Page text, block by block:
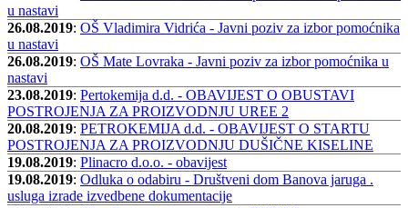
u nastavi
26.08.2019: OŠ Vladimira Vidrića - Javni poziv za izbor pomoćnika
u nastavi
26.08.2019: OŠ Mate Lovraka - Javni poziv za izbor pomoćnika u
nastavi
23.08.2019: Pertokemija d.d. - OBAVIJEST O OBUSTAVI
POSTROJENJA ZA PROIZVODNJU UREE 2
20.08.2019: PETROKEMIJA d.d. - OBAVIJEST O STARTU
POSTROJENJA ZA PROIZVODNJU DUŠIČNE KISELINE
19.08.2019: Plinacro d.o.o. - obavijest
19.08.2019: Odluka o odabiru - Društveni dom Banova jaruga .
usluga izrade izvedbene dokumentacije